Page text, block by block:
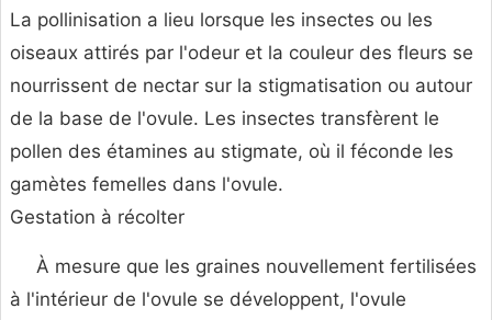
La pollinisation a lieu lorsque les insectes ou les
oiseaux attirés par l'odeur et la couleur des fleurs se
nourrissent de nectar sur la stigmatisation ou autour
de la base de l'ovule. Les insectes transfèrent le
pollen des étamines au stigmate, où il féconde les
gamètes femelles dans l'ovule.
Gestation à récolter
À mesure que les graines nouvellement fertilisées
à l'intérieur de l'ovule se développent, l'ovule